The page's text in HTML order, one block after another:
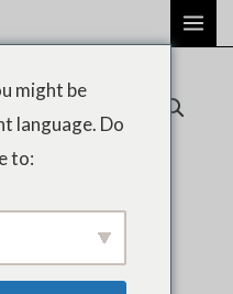
メ
ン
might be
language. Do
to: